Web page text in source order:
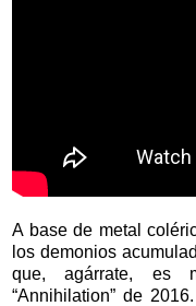
A base de metal
los demonios
que, agárrate, es
“Annihilation” de